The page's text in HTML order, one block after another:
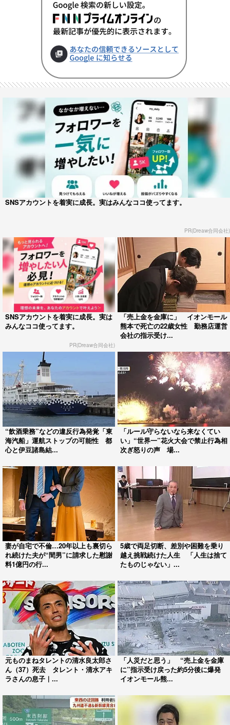
SNSアカウントを着実に成長。実はみんなココ使ってます。
PR(Dreaw合同会社)
SNSアカウントを着実に成長。実は
みんなココ使ってます。
PR(Dreaw合同会社)
「売上金を金庫に」 イオンモール
熊本で死亡の22歳女性 勤務店運営
会社の指示受け...
“飲酒乗務”などの違反行為発覚「東
海汽船」運航ストップの可能性 都
心と伊豆諸島結...
「ルール守らないなら来なくてい
い」“世界一”花火大会で禁止行為相
次ぎ怒りの声 場...
妻が自宅で不倫…20年以上も裏切ら
れ続けた夫が“間男”に請求した慰謝
料1億円の行...
5歳で両足切断、差別や困難を乗り
越え挑戦続けた人生 「人生は捨て
たものじゃない」...
元ものまねタレントの清水良太郎さ
ん（37）死去 タレント・清水アキ
ラさんの息子｜...
「人災だと思う」 “売上金を金庫
に”指示受け戻った約5分後に爆発
イオンモール熊...